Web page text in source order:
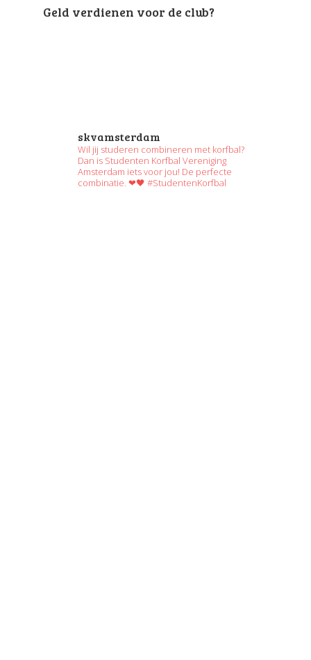
Geld verdienen voor de club?
skvamsterdam
Wil jij studeren combineren met korfbal?
Dan is Studenten Korfbal Vereniging
Amsterdam iets voor jou! De perfecte
combinatie. ❤🖤 #StudentenKorfbal